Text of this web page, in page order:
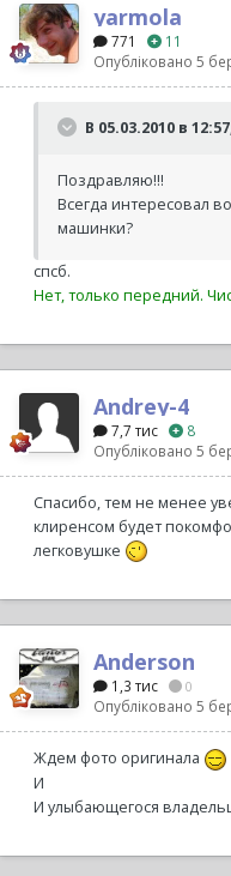
yarmola
771
11
Опубліковано 5
В 05.03.2010 в
Поздравляю!!!
Всегда интересовал
машинки?
спсб.
Нет, только передний.
Andrey-4
7,7 тис
8
Опубліковано 5
Спасибо, тем не менее
клиренсом будет
легковушке
Anderson
1,3 тис 0
Опубліковано 5
Ждем фото оригинала
И
И улыбающегося